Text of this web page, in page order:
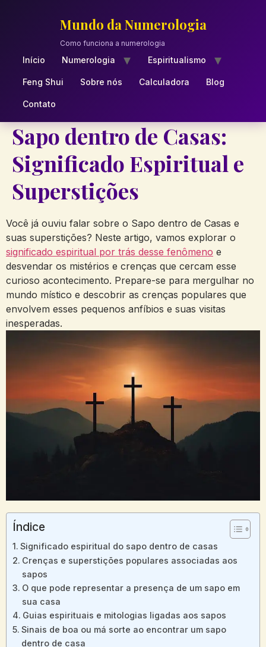
Mundo da Numerologia
Como funciona a numerologia
Início Numerologia Espiritualismo
Feng Shui Sobre nós Calculadora Blog
Contato
Sapo dentro de Casas:
Significado Espiritual e
Superstições
Você já ouviu falar sobre o Sapo dentro de Casas e
suas superstições? Neste ‌artigo, vamos explorar o
significado espiritual por trás desse ⁢fenômeno e
desvendar os mistérios ⁢e crenças que cercam esse
curioso acontecimento. ⁢Prepare-se para mergulhar no
mundo místico e descobrir as crenças populares que
envolvem esses pequenos anfíbios e ⁢suas visitas
inesperadas.
Índice
Significado espiritual do sapo dentro de casas
Crenças e⁢ superstições populares​ associadas aos
sapos
O que pode representar ⁤a presença de um sapo em
sua casa
Guias espirituais e mitologias ligadas aos sapos
Sinais ​de boa ou má sorte ⁤ao encontrar um sapo
dentro de casa